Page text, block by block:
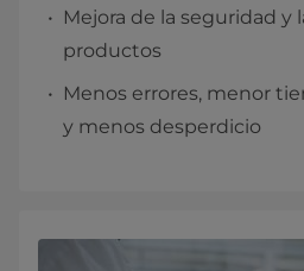
Mejora de la seguridad y
productos
Menos errores, menor
y menos desperdicio